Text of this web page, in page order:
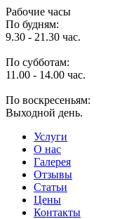
Рабочие часы
По будням:
9.30 - 21.30 час.
По субботам:
11.00 - 14.00 час.
По воскресеньям:
Выходной день.
Услуги
O нас
Галерея
Отзывы
Статьи
Цены
Контакты